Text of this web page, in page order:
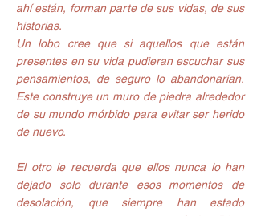
ahí están, forman parte de sus vidas, de sus
historias.
Un lobo cree que si aquellos que están
presentes en su vida pudieran escuchar sus
pensamientos, de seguro lo abandonarían.
Este construye un muro de piedra alrededor
de su mundo mórbido para evitar ser herido
de nuevo.
El otro le recuerda que ellos nunca lo han
dejado solo durante esos momentos de
desolación, que siempre han estado